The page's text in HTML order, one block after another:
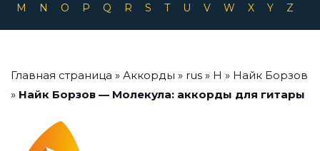
M
N O P Q R S T U V W X Y Z
Главная страница » Аккорды » rus » Н » Найк Борзов
» Найк Борзов — Молекула: аккорды для гитары